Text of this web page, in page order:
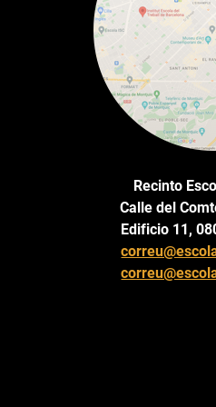
Recinto
Calle del
Edificio 11,